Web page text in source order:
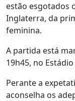
estão esgotados
Inglaterra, da
feminina.
A partida está
19h45, no
Perante a
aconselha os